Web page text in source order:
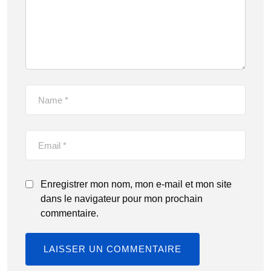
Enregistrer mon nom, mon e-mail et mon site
dans le navigateur pour mon prochain
commentaire.